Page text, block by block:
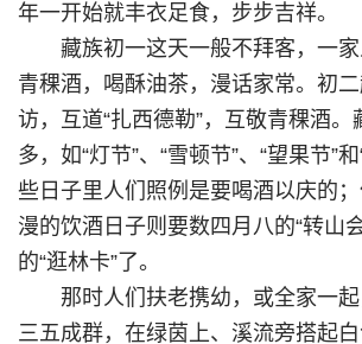
年一开始就丰衣足食，步步吉祥。
藏族初一这天一般不拜客，一家
青稞酒，喝酥油茶，漫话家常。初
访，互道“扎西德勒”，互敬青稞酒。
多，如“灯节”、“雪顿节”、“望果节”
些日子里人们照例是要喝酒以庆的
漫的饮酒日子则要数四月八的“转山
的“逛林卡”了。
那时人们扶老携幼，或全家一起
三五成群，在绿茵上、溪流旁搭起